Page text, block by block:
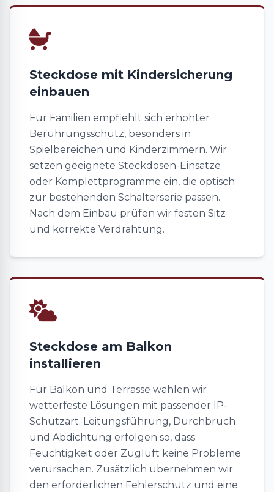
Steckdose mit Kindersicherung
einbauen
Für Familien empfiehlt sich erhöhter
Berührungsschutz, besonders in
Spielbereichen und Kinderzimmern. Wir
setzen geeignete Steckdosen-Einsätze
oder Komplettprogramme ein, die optisch
zur bestehenden Schalterserie passen.
Nach dem Einbau prüfen wir festen Sitz
und korrekte Verdrahtung.
Steckdose am Balkon
installieren
Für Balkon und Terrasse wählen wir
wetterfeste Lösungen mit passender IP-
Schutzart. Leitungsführung, Durchbruch
und Abdichtung erfolgen so, dass
Feuchtigkeit oder Zugluft keine Probleme
verursachen. Zusätzlich übernehmen wir
den erforderlichen Fehlerschutz und eine